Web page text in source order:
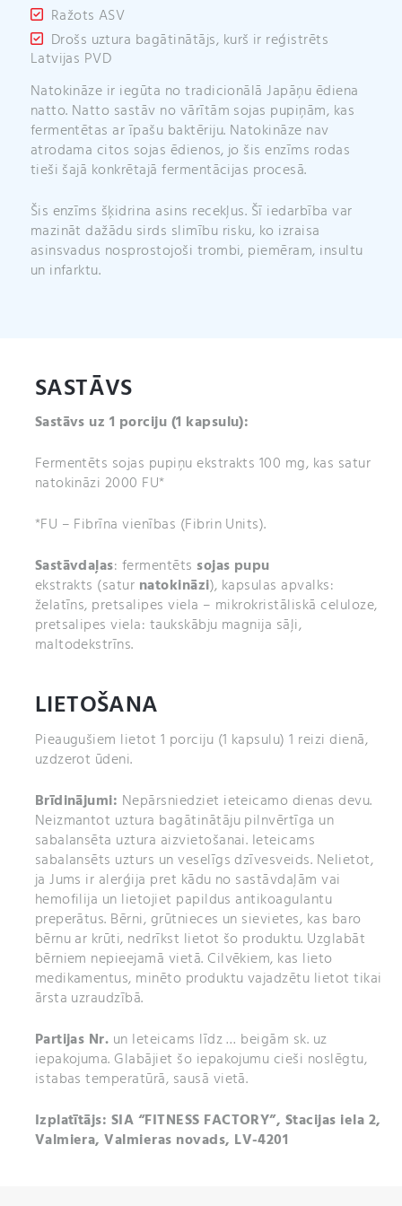
Ražots ASV
Drošs uztura bagātinātājs, kurš ir reģistrēts
Latvijas PVD
Natokināze ir iegūta no tradicionālā Japāņu ēdiena
natto. Natto sastāv no vārītām sojas pupiņām, kas
fermentētas ar īpašu baktēriju. Natokināze nav
atrodama citos sojas ēdienos, jo šis enzīms rodas
tieši šajā konkrētajā fermentācijas procesā.
Šis enzīms šķidrina asins recekļus. Šī iedarbība var
mazināt dažādu sirds slimību risku, ko izraisa
asinsvadus nosprostojoši trombi, piemēram, insultu
un infarktu.
SASTĀVS
Sastāvs uz 1 porciju (1 kapsulu):
Fermentēts sojas pupiņu ekstrakts 100 mg, kas satur
natokināzi 2000 FU*
*FU – Fibrīna vienības (Fibrin Units).
Sastāvdaļas: fermentēts sojas pupu
ekstrakts (satur natokināzi), kapsulas apvalks:
želatīns, pretsalipes viela – mikrokristāliskā celuloze,
pretsalipes viela: taukskābju magnija sāļi,
maltodekstrīns.
LIETOŠANA
Pieaugušiem lietot 1 porciju (1 kapsulu) 1 reizi dienā,
uzdzerot ūdeni.
Brīdinājumi: Nepārsniedziet ieteicamo dienas devu.
Neizmantot uztura bagātinātāju pilnvērtīga un
sabalansēta uztura aizvietošanai. Ieteicams
sabalansēts uzturs un veselīgs dzīvesveids. Nelietot,
ja Jums ir alerģija pret kādu no sastāvdaļām vai
hemofilija un lietojiet papildus antikoagulantu
preperātus. Bērni, grūtnieces un sievietes, kas baro
bērnu ar krūti, nedrīkst lietot šo produktu. Uzglabāt
bērniem nepieejamā vietā. Cilvēkiem, kas lieto
medikamentus, minēto produktu vajadzētu lietot tikai
ārsta uzraudzībā.
Partijas Nr. un Ieteicams līdz … beigām sk. uz
iepakojuma. Glabājiet šo iepakojumu cieši noslēgtu,
istabas temperatūrā, sausā vietā.
Izplatītājs: SIA “FITNESS FACTORY”, Stacijas iela 2,
Valmiera, Valmieras novads, LV-4201